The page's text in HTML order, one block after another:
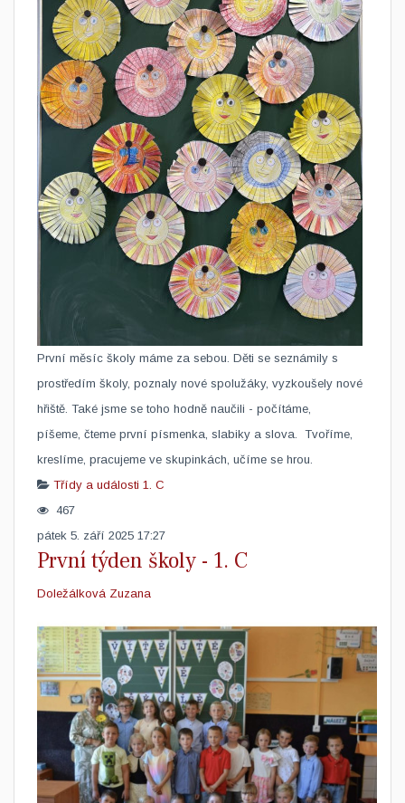
​První měsíc školy máme za sebou. Děti se seznámily s
prostředím školy, poznaly nové spolužáky, vyzkoušely nové
hřiště. Také jsme se toho hodně naučili - počítáme,
píšeme, čteme první písmenka, slabiky a slova. Tvoříme,
kreslíme, pracujeme ve skupinkách, učíme se hrou.
Třídy a události 1. C
467
pátek 5. září 2025 17:27
První týden školy - 1. C
Doležálková Zuzana